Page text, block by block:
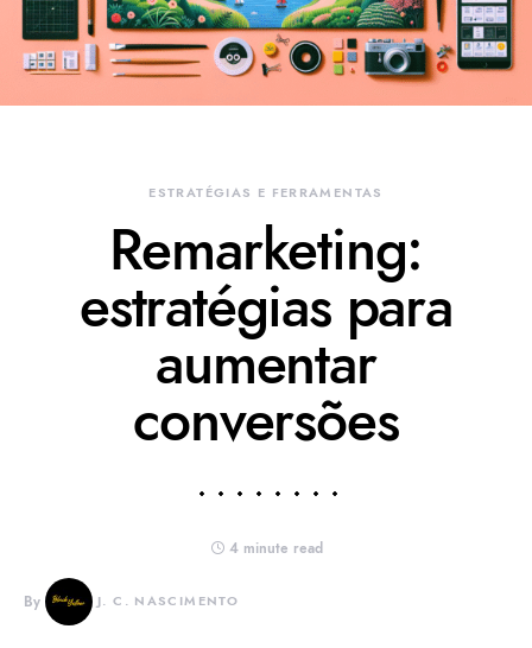
ESTRATÉGIAS E FERRAMENTAS
Remarketing:
estratégias para
aumentar
conversões
4 minute read
By J. C. NASCIMENTO